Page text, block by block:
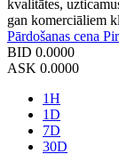
kvalitātes,
gan komerciāliem
Pārdošanas cena
BID 0.0000
ASK 0.0000
1H
1D
7D
30D